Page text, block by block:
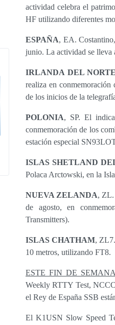
actividad celebra el
HF utilizando diferentes
ESPAÑA, EA.
junio. La actividad se lleva
IRLANDA DEL NORTE
realiza en
de los inicios de la
POLONIA, SP. El
conmemoración de los
estación especial
ISLAS SHETLAND
Polaca Arctowski, en la
NUEVA ZELANDA, ZL.
de agosto, en
Transmitters).
ISLAS CHATHAM,
10 metros, utilizando FT8.
ESTE FIN DE
Weekly RTTY Test,
el Rey de España SSB
El K1USN Slow Speed